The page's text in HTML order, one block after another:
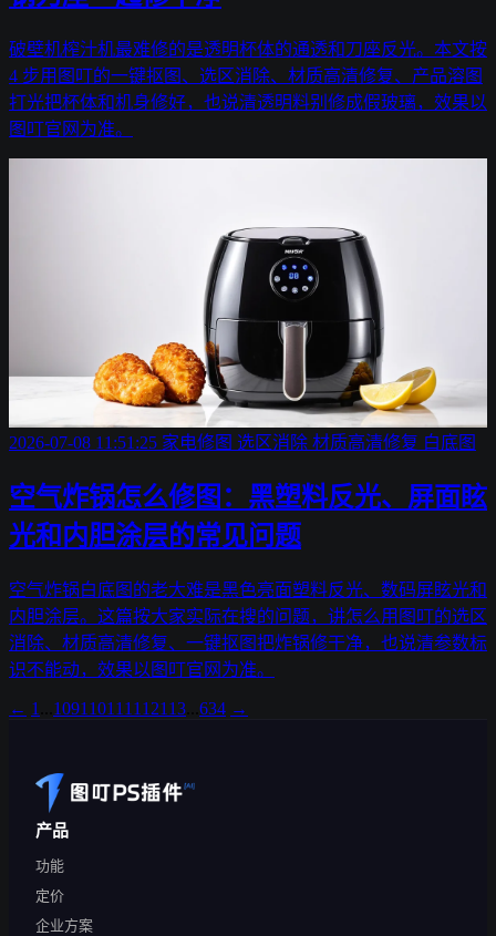
破壁机榨汁机最难修的是透明杯体的通透和刀座反光。本文按
4 步用图叮的一键抠图、选区消除、材质高清修复、产品溶图
打光把杯体和机身修好，也说清透明料别修成假玻璃，效果以
图叮官网为准。
2026-07-08 11:51:25 家电修图 选区消除 材质高清修复 白底图
空气炸锅怎么修图：黑塑料反光、屏面眩
光和内胆涂层的常见问题
空气炸锅白底图的老大难是黑色亮面塑料反光、数码屏眩光和
内胆涂层。这篇按大家实际在搜的问题，讲怎么用图叮的选区
消除、材质高清修复、一键抠图把炸锅修干净，也说清参数标
识不能动，效果以图叮官网为准。
← 1 109110111 112113 634 →
产品
功能
定价
企业方案